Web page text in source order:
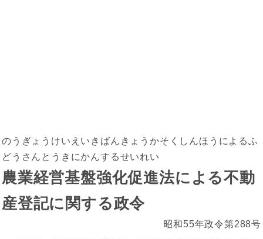
のうぎょうけいえいきばんきょうかそくしんほうによるふ
どうさんとうきにかんするせいれい
農業経営基盤強化促進法による不動
産登記に関する政令
昭和55年政令第288号